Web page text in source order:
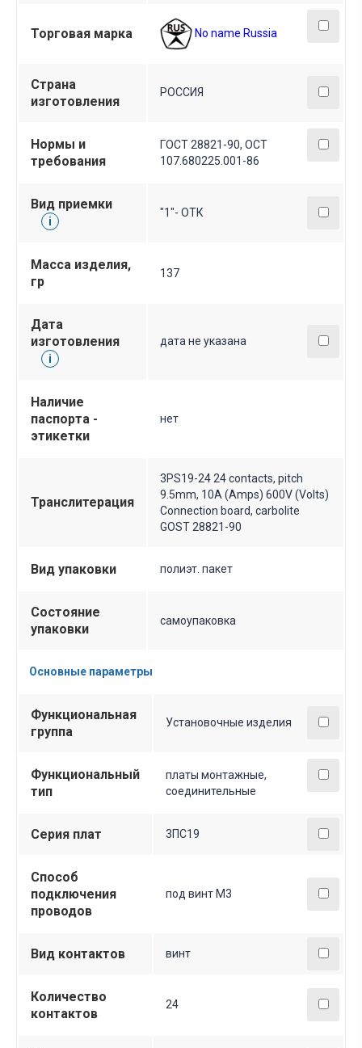
Торговая марка No name Russia
Страна
изготовления
РОССИЯ
Нормы и
требования
ГОСТ 28821-90, ОСТ
107.680225.001-86
Вид приемки
i
"1"- ОТК
Масса изделия,
гр
137
Дата
изготовления
i
дата не указана
Наличие
паспорта -
этикетки
нет
Транслитерация
3PS19-24 24 contacts, pitch
9.5mm, 10A (Amps) 600V (Volts)
Connection board, carbolite
GOST 28821-90
Вид упаковки полиэт. пакет
Состояние
упаковки
самоупаковка
Основные параметры
Функциональная
группа
Установочные изделия
Функциональный
тип
платы монтажные,
соединительные
Серия плат 3ПС19
Способ
подключения
проводов
под винт М3
Вид контактов винт
Количество
контактов
24